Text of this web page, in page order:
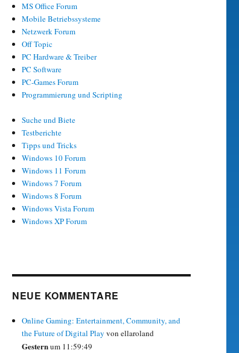
MS Office Forum
Mobile Betriebssysteme
Netzwerk Forum
Off Topic
PC Hardware & Treiber
PC Software
PC-Games Forum
Programmierung und Scripting
Suche und Biete
Testberichte
Tipps und Tricks
Windows 10 Forum
Windows 11 Forum
Windows 7 Forum
Windows 8 Forum
Windows Vista Forum
Windows XP Forum
NEUE KOMMENTARE
Online Gaming: Entertainment, Community, and
the Future of Digital Play von ellaroland
Gesternum 11:59:49